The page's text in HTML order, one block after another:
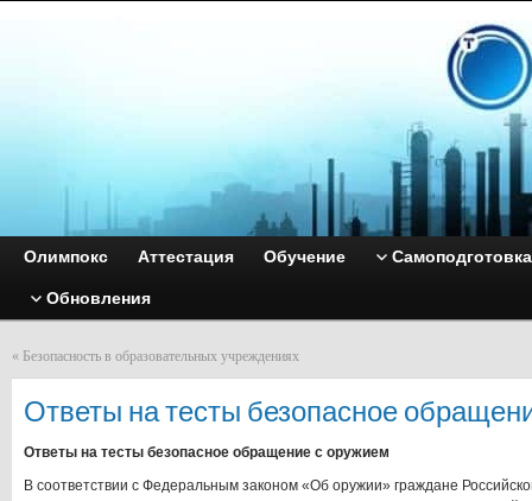
Олимпокс Аттестация Обучение Самоподготовка
Обновления
« Безопасность в образовательных учреждениях
Ответы на тесты безопасное
Ответы на тесты безопасное обращение с оружием
В соответствии с Федеральным законом «Об оружии» граждане